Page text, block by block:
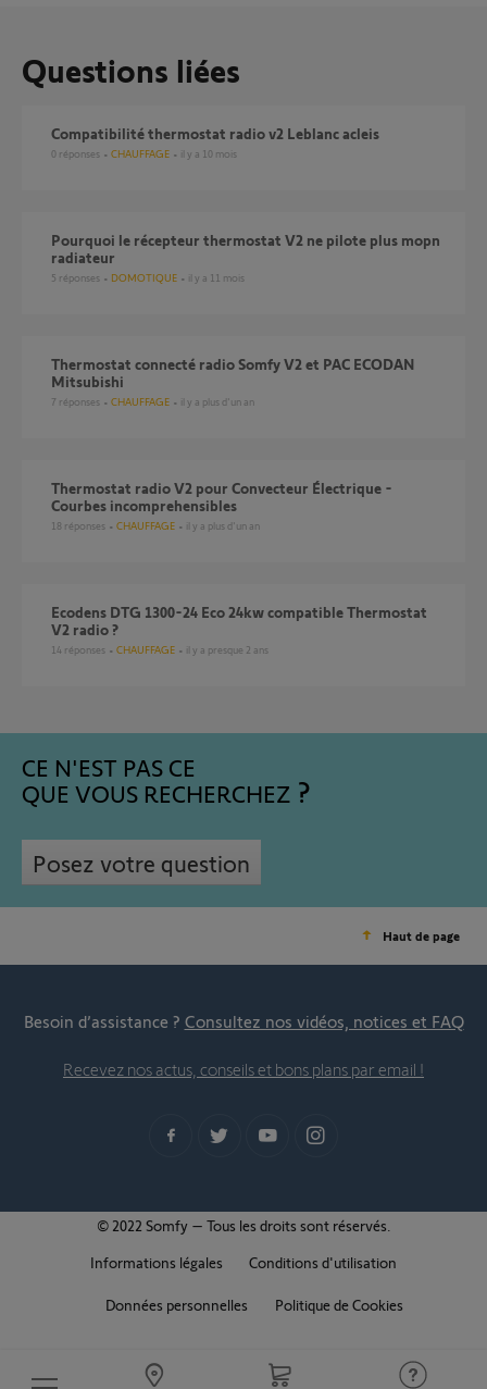
Questions liées
Compatibilité thermostat radio v2 Leblanc acleis
0 réponses CHAUFFAGE il y a 10 mois
Pourquoi le récepteur thermostat V2 ne pilote plus mopn
radiateur
5 réponses DOMOTIQUE il y a 11 mois
Thermostat connecté radio Somfy V2 et PAC ECODAN
Mitsubishi
7 réponses CHAUFFAGE il y a plus d'un an
Thermostat radio V2 pour Convecteur Électrique -
Courbes incomprehensibles
18 réponses CHAUFFAGE il y a plus d'un an
Ecodens DTG 1300-24 Eco 24kw compatible Thermostat
V2 radio ?
14 réponses CHAUFFAGE il y a presque 2 ans
CE N'EST PAS CE
QUE VOUS RECHERCHEZ
Posez votre question
Haut de page
Besoin d’assistance ? Consultez nos vidéos, notices et FAQ
Recevez nos actus, conseils et bons plans par email !
© 2022 Somfy – Tous les droits sont réservés.
Informations légales
Conditions d'utilisation
Données personnelles Politique de Cookies